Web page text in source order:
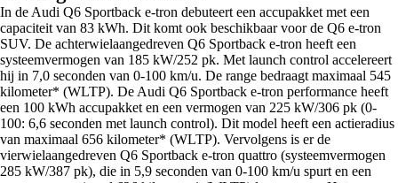
In de Audi Q6 Sportback e-tron debuteert een accupakket met een
capaciteit van 83 kWh. Dit komt ook beschikbaar voor de Q6 e-tron
SUV. De achterwielaangedreven Q6 Sportback e-tron heeft een
systeemvermogen van 185 kW/252 pk. Met launch control accelereert
hij in 7,0 seconden van 0-100 km/u. De range bedraagt maximaal 545
kilometer* (WLTP). De Audi Q6 Sportback e-tron performance heeft
een 100 kWh accupakket en een vermogen van 225 kW/306 pk (0-
100: 6,6 seconden met launch control). Dit model heeft een actieradius
van maximaal 656 kilometer* (WLTP). Vervolgens is er de
vierwielaangedreven Q6 Sportback e-tron quattro (systeemvermogen
285 kW/387 pk), die in 5,9 seconden van 0-100 km/u spurt en een